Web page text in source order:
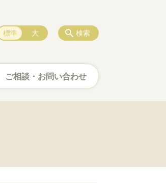
ご相談・お問い合わせ
検索
標準 大